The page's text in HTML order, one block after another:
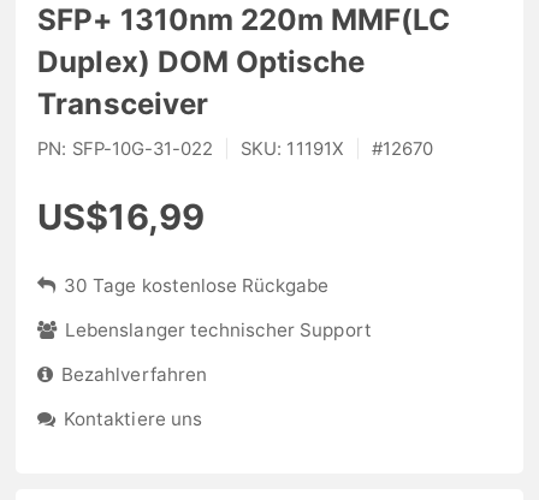
SFP+ 1310nm 220m MMF(LC
Duplex) DOM Optische
Transceiver
PN: SFP-10G-31-022 SKU: 11191X #12670
US$16,99
30 Tage kostenlose Rückgabe
Lebenslanger technischer Support
Bezahlverfahren
Kontaktiere uns